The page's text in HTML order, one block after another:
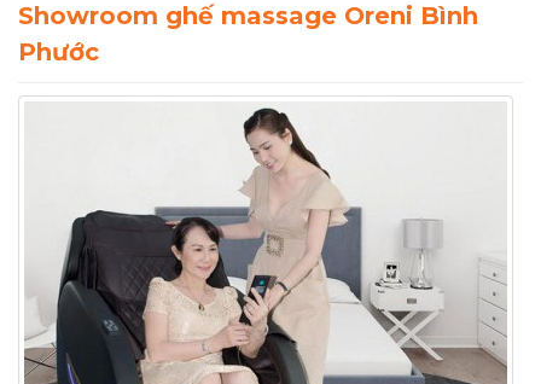
Showroom ghế massage Oreni Bình
Phước